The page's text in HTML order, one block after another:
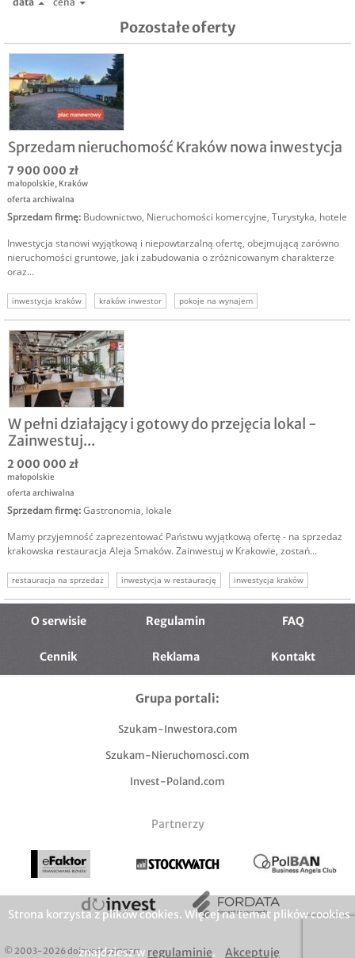
Pozostałe oferty
Sprzedam nieruchomość Kraków nowa inwestycja
7 900 000 zł
małopolskie, Kraków
oferta archiwalna
Sprzedam firmę: Budownictwo, Nieruchomości komercyjne, Turystyka, hotele
Inwestycja stanowi wyjątkową i niepowtarzalną ofertę, obejmującą zarówno
nieruchomości gruntowe, jak i zabudowania o zróżnicowanym charakterze
oraz...
inwestycja kraków kraków inwestor
pokoje na wynajem
nieruchomość kraków
komercyjne kraków
usługi noclegowe
wynajęty magazyn
W pełni działający i gotowy do przejęcia lokal -
Zainwestuj...
2 000 000 zł
małopolskie
oferta archiwalna
Sprzedam firmę:Gastronomia, lokale
Mamy przyjemność zaprezentować Państwu wyjątkową ofertę - na sprzedaż
krakowska restauracja Aleja Smaków. Zainwestuj w Krakowie, zostań...
restauracja na sprzedaż inwestycja w restaurację
inwestycja kraków
biznes gastronomia
lokal użytkowy kraków
inwestor restauracja kraków
sprzedam gotowy biznes
O serwisie Regulamin FAQ
Cennik Reklama Kontakt
Grupa portali:
Szukam-Inwestora.com
Szukam-Nieruchomosci.com
Invest-Poland.com
Partnerzy
© 2003-2026 doinvest partners
Strona korzysta z plików cookies. Więcej na temat plików cookies
znajdziesz w regulaminie. Akceptuję